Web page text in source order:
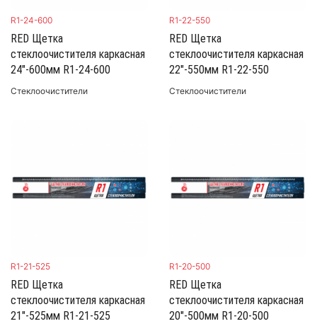
R1-24-600
RED Щетка
стеклоочистителя каркасная
24"-600мм R1-24-600
Стеклоочистители
R1-22-550
RED Щетка
стеклоочистителя каркасная
22"-550мм R1-22-550
Стеклоочистители
R1-21-525
RED Щетка
стеклоочистителя каркасная
21"-525мм R1-21-525
R1-20-500
RED Щетка
стеклоочистителя каркасная
20"-500мм R1-20-500